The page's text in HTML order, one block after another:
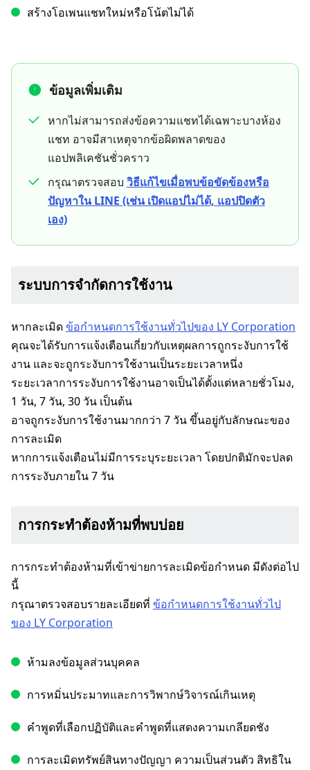
สร้างโอเพนแชทใหม่หรือโน้ตไม่ได้
ข้อมูลเพิ่มเติม
หากไม่สามารถส่งข้อความแชทได้เฉพาะบางห้อง
แชท อาจมีสาเหตุจากข้อผิดพลาดของ
แอปพลิเคชันชั่วคราว
กรุณาตรวจสอบ วิธีแก้ไขเมื่อพบข้อขัดข้องหรือ
ปัญหาใน LINE (เช่น เปิดแอปไม่ได้, แอปปิดตัว
เอง)
ระบบการจำกัดการใช้งาน
หากละเมิดข้อกำหนดการใช้งานทั่วไปของ LY Corporation
คุณจะได้รับการแจ้งเตือนเกี่ยวกับเหตุผลการถูกระงับการใช้
งาน และจะถูกระงับการใช้งานเป็นระยะเวลาหนึ่ง
ระยะเวลาการระงับการใช้งานอาจเป็นได้ตั้งแต่หลายชั่วโมง,
1 วัน, 7 วัน, 30 วัน เป็นต้น
อาจถูกระงับการใช้งานมากกว่า 7 วัน ขึ้นอยู่กับลักษณะของ
การละเมิด
หากการแจ้งเตือนไม่มีการระบุระยะเวลา โดยปกติมักจะปลด
การระงับภายใน 7 วัน
การกระทำต้องห้ามที่พบบ่อย
การกระทำต้องห้ามที่เข้าข่ายการละเมิดข้อกำหนด มีดังต่อไป
นี้
กรุณาตรวจสอบรายละเอียดที่ ข้อกำหนดการใช้งานทั่วไป
ของ LY Corporation
ห้ามลงข้อมูลส่วนบุคคล
การหมิ่นประมาทและการวิพากษ์วิจารณ์เกินเหตุ
คำพูดที่เลือกปฏิบัติและคำพูดที่แสดงความเกลียดชัง
การละเมิดทรัพย์สินทางปัญญา ความเป็นส่วนตัว สิทธิใน